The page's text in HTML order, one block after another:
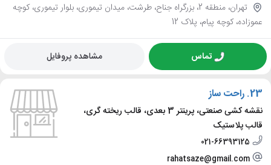
تهران، منطقه 2، بزرگراه جناح، طرشت، میدان تیموری، بلوار تیموری، کوچه
عموزاده، کوچه پیام، پلاک 12
تماس مشاهده پروفایل
23. راحت ساز
نقشه کشی صنعتی، پرینتر 3 بعدی، قالب ریخته گری،
قالب پلاستیک
021-66393125
rahatsaze@gmail.com